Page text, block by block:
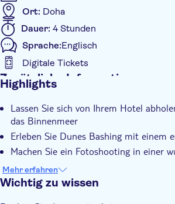
Ort: Doha
Dauer: 4 Stunden
Sprache:Englisch
Digitale Tickets
Zusätzliche Informationen
Digitale Buchungsbestätigung
Highlights
Lassen Sie sich von Ihrem Hotel
das Binnenmeer
Erleben Sie Dunes Bashing mit einem
Machen Sie ein Fotoshooting in einer
Wüstenlandschaft
Mehr erfahren
Wichtig zu wissen